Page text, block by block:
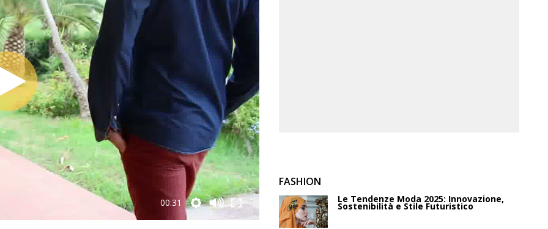
00:31
FASHION
Le Tendenze Moda 2025: Innovazione,
Sostenibilità e Stile Futuristico